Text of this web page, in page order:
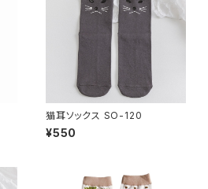
猫耳ソックス SO-120
¥550